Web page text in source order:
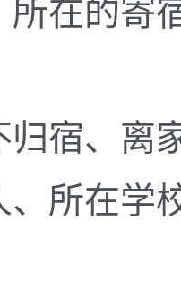
所在的寄
、离家
、所在学